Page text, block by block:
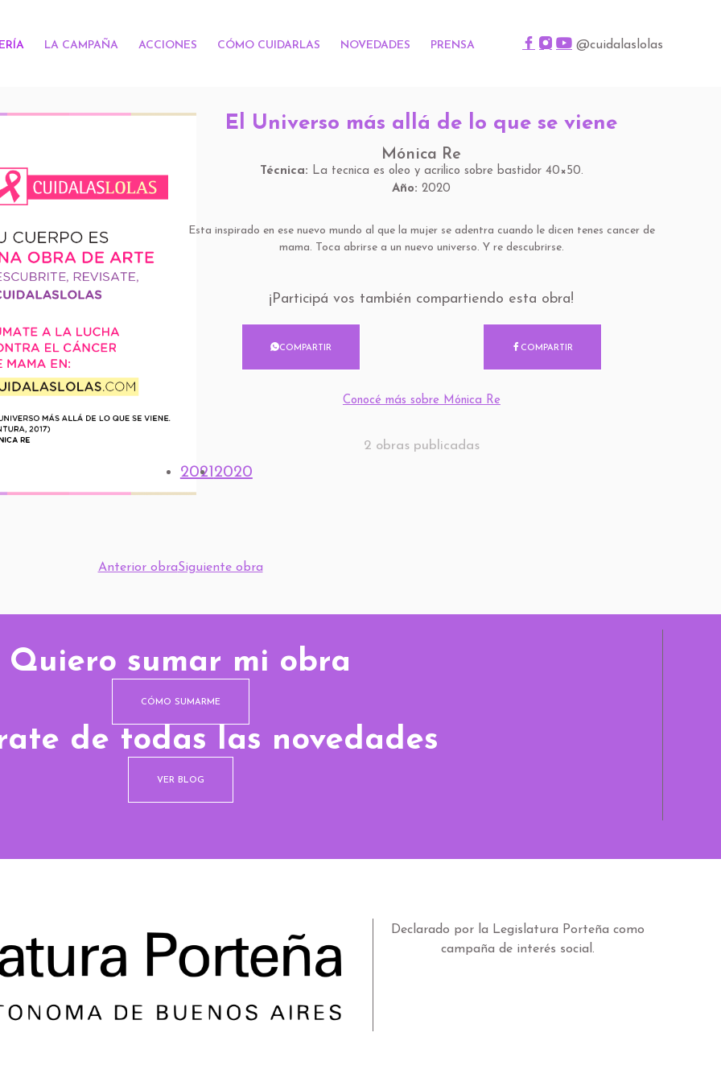
LA CAMPAÑA ACCIONES CÓMO CUIDARLAS NOVEDADES PRENSA @cuidalaslolas
El Universo más allá de lo que se viene
Mónica Re
Técnica: La tecnica es oleo y acrilico sobre bastidor 40×50.
Año: 2020
Esta inspirado en ese nuevo mundo al que la mujer se adentra cuando le dicen tenes cancer de
mama. Toca abrirse a un nuevo universo. Y re descubrirse.
¡Participá vos también compartiendo esta obra!
COMPARTIR COMPARTIR
Conocé más sobre Mónica Re
2 obras publicadas
20212020
Anterior obraSiguiente obra
Quiero sumar mi obra
CÓMO SUMARME
de todas las novedades
VER BLOG
Declarado por la Legislatura Porteña como
campaña de interés social.